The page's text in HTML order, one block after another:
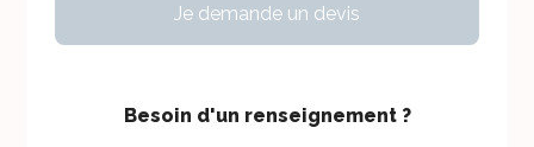
Je demande un devis
Besoin d'un renseignement ?